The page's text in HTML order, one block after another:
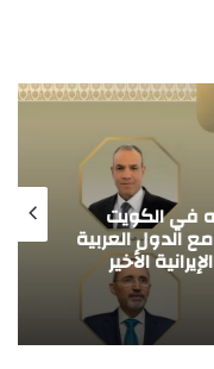
في الكويت
الدول العربية
الأخير